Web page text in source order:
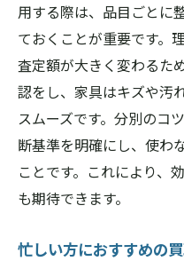
買取大吉大和
める方法
買取大吉大和八木
地域密着型の
る理由
買取大吉大和
を生む
とは
用する際は、品目ごとに
ておくことが重要です。
査定額が大きく変わるた
認をし、家具はキズや汚
スムーズです。分別のコ
断基準を明確にし、使わ
ことです。これにより、
も期待できます。
忙しい方におすすめの